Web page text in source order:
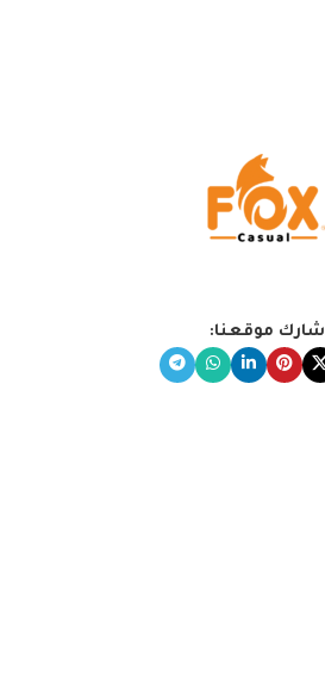
شارك موقعنا: